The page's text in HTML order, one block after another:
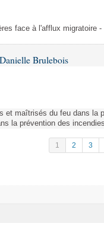
face à l'afflux migratoire
Brulebois
et maîtrisés du feu dans la
la prévention des
1 2 3